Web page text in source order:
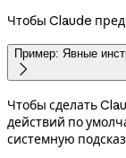
Чтобы Claude
Пример: Явные

Чтобы сделать
действий по
системную